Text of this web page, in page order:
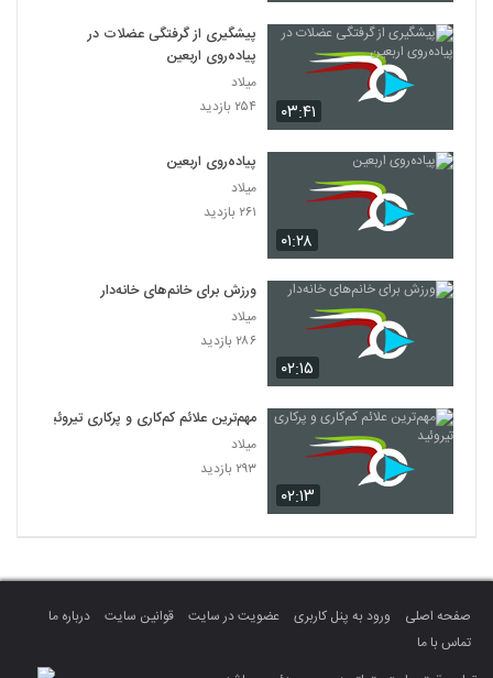
۰۳:۴۱
پیشگیری از گرفتگی عضلات در
پیاده‌روی اربعین
میلاد
۲۵۴ بازدید
۰۱:۲۸
پیاده‌روی اربعین
میلاد
۲۶۱ بازدید
۰۲:۱۵
ورزش‌ برای خانم‌های خانه‌دار
میلاد
۲۸۶ بازدید
۰۲:۱۳
مهم‌ترین علائم کم‌کاری و پرکاری تیروئید
میلاد
۲۹۳ بازدید
صفحه اصلی ورود به پنل کاربری عضویت در سایت قوانین سایت
درباره ما
تماس با ما